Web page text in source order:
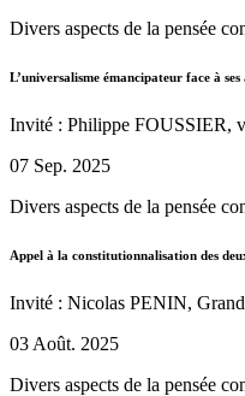
Divers aspects de la pensée
L’universalisme émancipateur face à ses
Invité : Philippe FOUSSIER,
07 Sep. 2025
Divers aspects de la pensée
Appel à la constitutionnalisation des
Invité : Nicolas PENIN,
03 Août. 2025
Divers aspects de la pensée